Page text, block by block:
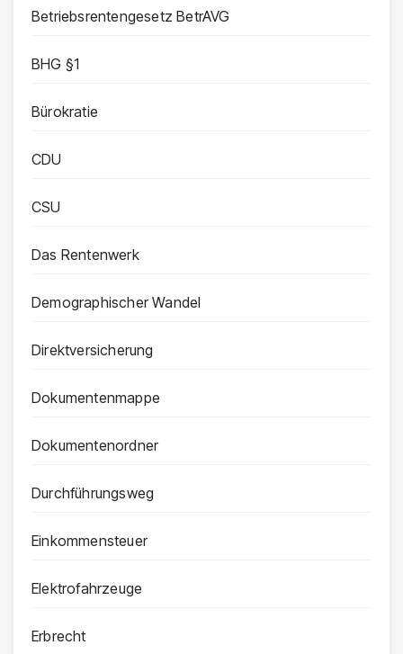
Betriebsrentengesetz BetrAVG
BHG §1
Bürokratie
CDU
CSU
Das Rentenwerk
Demographischer Wandel
Direktversicherung
Dokumentenmappe
Dokumentenordner
Durchführungsweg
Einkommensteuer
Elektrofahrzeuge
Erbrecht